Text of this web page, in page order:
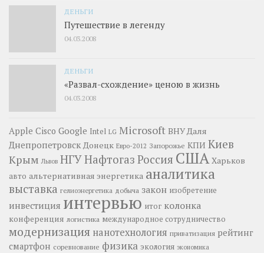
ДЕНЬГИ
Путешествие в легенду
04.03.2008
ДЕНЬГИ
«Развал-схождение» ценою в жизнь
04.03.2008
Apple Cisco Google Intel LG Microsoft ВНУ Даля
Днепропетровск Донецк Евро-2012 Запорожье КПИ Киев
Крым Львов НГУНафтогаз Россия США Харьков
авто альтернативная энергетика аналитика
выставка гелиоэнергетика добыча закон изобретение
инвестиция интервью итог колонка
конференция логистика международное сотрудничество
модернизация нанотехнология приватизация рейтинг
смартфон соревнование физика экология экономика